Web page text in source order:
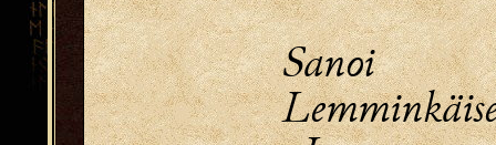
Sanoi